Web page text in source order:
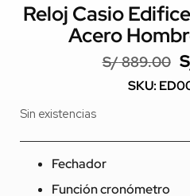
Reloj Casio
Acero
S/889.00
SKU:
Sin existencias
Fechador
Función cronómetro